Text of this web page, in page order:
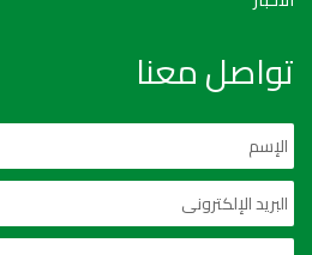
تواصل معنا